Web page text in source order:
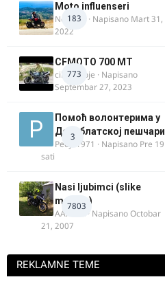
183
Moto influenseri
Nolanka · Napisano Mart 31,
2022
773
CFMOTO 700 MT
cika miloje · Napisano
Septembar 27, 2023
3
Помоћ волонтерима у
Делиблатској пешчари
Pedja1971 · Napisano Pre 19
sati
7803
Nasi ljubimci (slike
motora)
AArnold · NapisanoOctobar
21, 2007
REKLAMNE TEME